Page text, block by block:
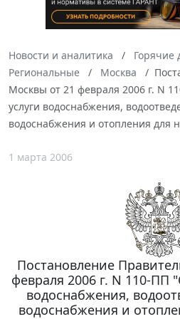
Новости и аналитика
Горячие
Региональные
Москва
Москвы от 21 февраля 2006 г. N
услуги водоснабжения,
водоснабжения и отопления для
1 марта 2006
Постановление
февраля 2006 г. N 110-ПП
водоснабжения,
водоснабжения и